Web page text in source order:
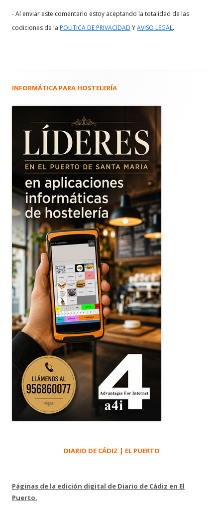
- Al enviar este comentario estoy aceptando la totalidad de las
codiciones de la POLITICA DE PRIVACIDAD YAVISO LEGAL.
Barra
principal
INFORMÁTICA PARA HOSTELERÍA
DIARIO DE CÁDIZ | EL PUERTO
Páginas de la edición digital de Diario de Cádiz en El
Puerto.